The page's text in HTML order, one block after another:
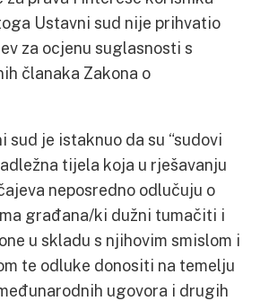
Ustavni sud nije prihvatio
za ocjenu suglasnosti s
članaka Zakona o
sud je istaknuo da su “sudovi
tijela koja u rješavanju
neposredno odlučuju o
građana/ki dužni tumačiti i
u skladu s njihovim smislom i
te odluke donositi na temelju
ugovora i drugih